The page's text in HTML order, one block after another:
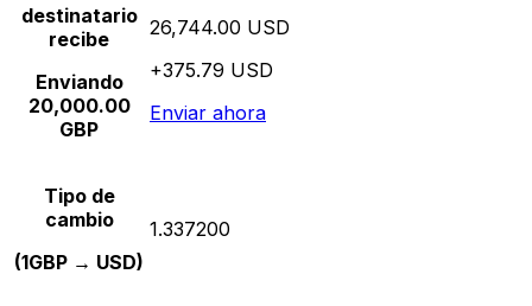
destinatario
recibe
Enviando
20,000.00
GBP
26,744.00 USD
+375.79 USD
Enviar ahora
Tipo de
cambio
(1GBP → USD)
1.337200